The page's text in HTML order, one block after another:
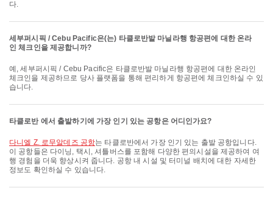
다.
세부퍼시픽 / Cebu Pacific은(는) 타클로반발 마닐라행 항공편에 대한 온라
인 체크인을 제공합니까?
예, 세부퍼시픽 / Cebu Pacific은 타클로반발 마닐라행 항공편에 대한 온라인
체크인을 제공하므로 당사 플랫폼을 통해 편리하게 항공편에 체크인하실 수 있
습니다.
타클로반 에서 출발하기에 가장 인기 있는 공항은 어디인가요?
다니엘 Z. 로무알데즈 공항는 타클로반에서 가장 인기 있는 출발 공항입니다.
이 공항들은 다이닝, 택시, 셔틀버스를 포함해 다양한 편의시설을 제공하여 여
행 경험을 더욱 향상시켜 줍니다. 공항 내 시설 및 터미널 배치에 대한 자세한
정보도 확인하실 수 있습니다.